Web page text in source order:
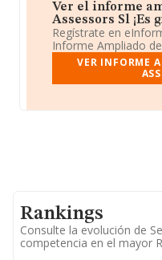
Ver el informe
Assessors Sl ¡Es
Regístrate en
Informe Ampliado
VER INFORME
Rankings
Consulte la evolución de
competencia en el mayor